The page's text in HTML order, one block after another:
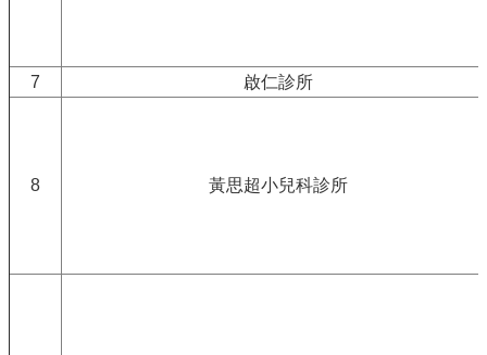
7 啟仁診所
8 黃思超小兒科診所